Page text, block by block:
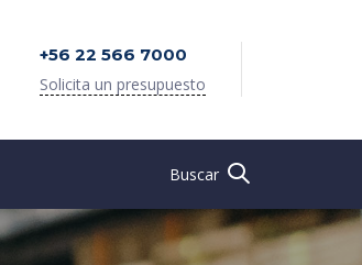
+56 22 566 7000
Solicita un presupuesto
Buscar